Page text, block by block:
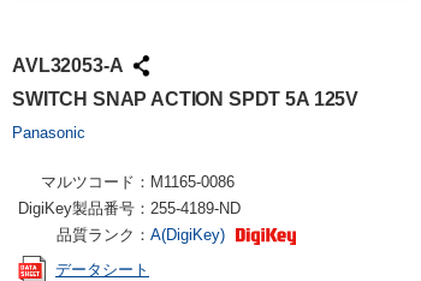
AVL32053-A
SWITCH SNAP ACTION SPDT 5A 125V
Panasonic
マルツコード： M1165-0086
DigiKey製品番号： 255-4189-ND
品質ランク： A(DigiKey)
データシート